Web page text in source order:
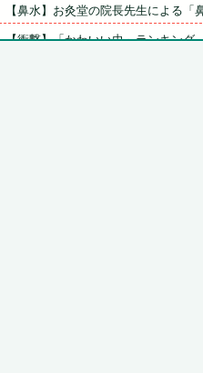
...【鼻水】お灸堂の院長先生による「
【衝撃】「かわいい虫」ランキング